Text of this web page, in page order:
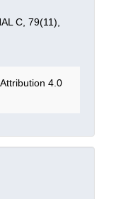
C, 79(11),
4.0